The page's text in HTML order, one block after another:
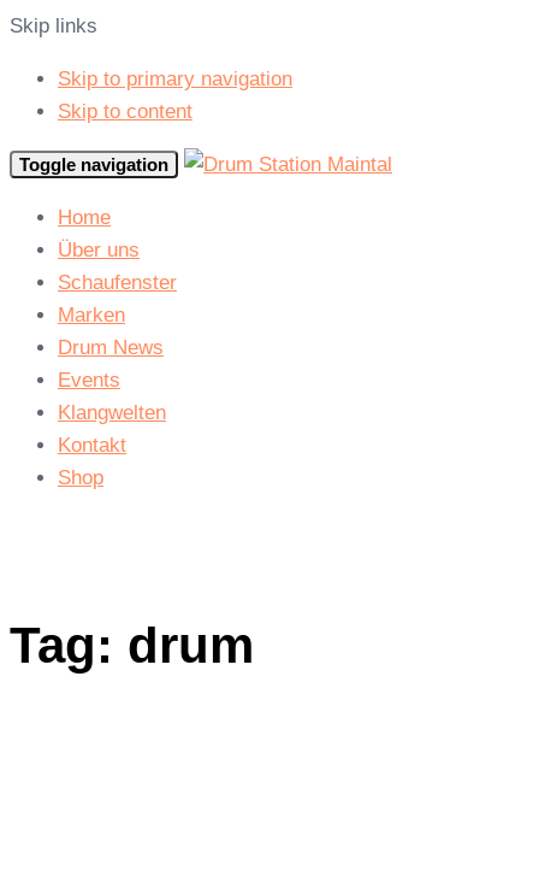
Skip links
Skip to primary navigation
Skip to content
Toggle navigation
Home
Über uns
Schaufenster
Marken
Drum News
Events
Klangwelten
Kontakt
Shop
Tag: drum